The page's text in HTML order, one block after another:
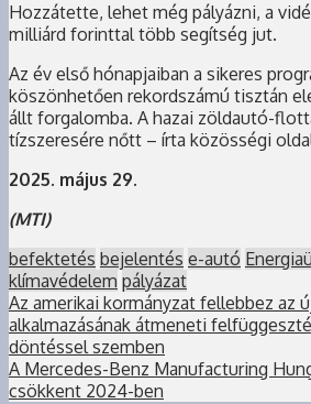
Hozzátette, lehet még pályázni, a
milliárd forinttal több segítség jut.
Az év első hónapjaiban a sikeres
köszönhetően rekordszámú tisztán
állt forgalomba. A hazai zöldautó-
tízszeresére nőtt – írta közösségi
2025. május 29.
(MTI)
befektetés bejelentés e-autó
klímavédelem pályázat
Az amerikai kormányzat fellebbez az
alkalmazásának átmeneti
döntéssel szemben
A Mercedes-Benz Manufacturing
csökkent 2024-ben